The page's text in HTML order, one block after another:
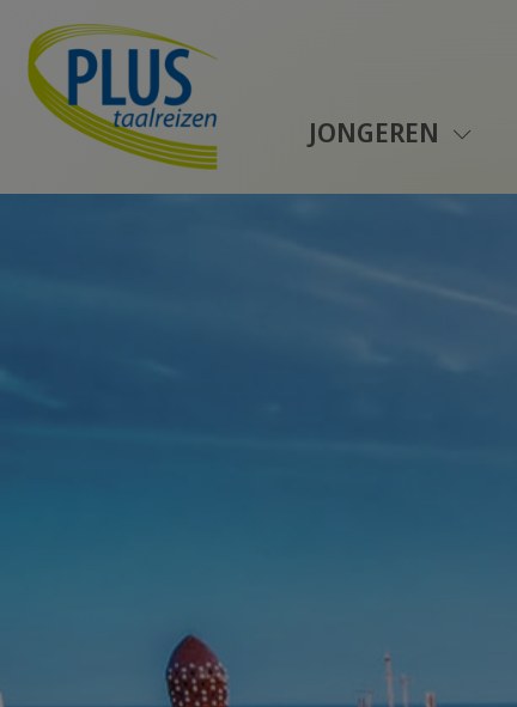
JONGEREN